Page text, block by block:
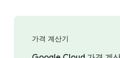
가격 계산기